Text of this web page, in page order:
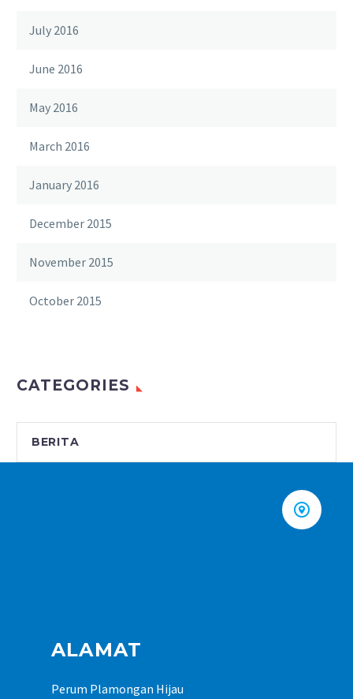
July 2016
June 2016
May 2016
March 2016
January 2016
December 2015
November 2015
October 2015
CATEGORIES
BERITA


ALAMAT
Perum Plamongan Hijau